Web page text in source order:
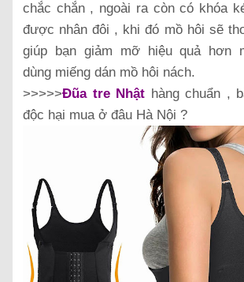
chắc chắn , ngoài ra còn có khóa
được nhân đôi , khi đó mồ hôi sẽ
giúp bạn giảm mỡ hiệu quả hơn
dùng miếng dán mồ hôi nách.
>>>>>Đũa tre Nhật hàng chuẩn ,
độc hại mua ở đâu Hà Nội ?